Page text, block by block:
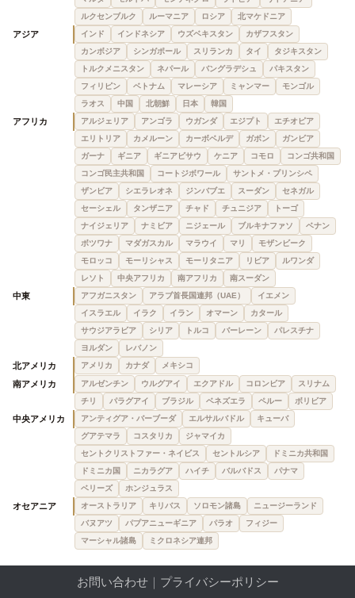
ルクセンブルク
ルーマニア ロシア 北マケドニア
アジア インド インドネシア ウズベキスタン
カザフスタン
カンボジア
シンガポール スリランカ タイ
タジキスタン
トルクメニスタン
ネパール バングラデシュ
パキスタン
フィリピン
ベトナム マレーシア ミャンマー
モンゴル
ラオス
中国 北朝鮮 日本 韓国
アフリカ アルジェリア アンゴラ ウガンダ エジプト
エチオピア
エリトリア
カメルーン カーボベルデ ガボン
ガンビア
ガーナ
ギニア ギニアビサウ ケニア コモロ
コンゴ共和国
コンゴ民主共和国
コートジボワール
サントメ・プリンシペ
ザンビア
シエラレオネ ジンバブエ スーダン
セネガル
セーシェル
タンザニア チャド チュニジア
トーゴ
ナイジェリア
ナミビア ニジェール ブルキナファソ
ベナン
ボツワナ
マダガスカル マラウイ マリ
モザンビーク
モロッコ
モーリシャス モーリタニア リビア
ルワンダ
レソト
中央アフリカ 南アフリカ 南スーダン
中東 アフガニスタン アラブ首長国連邦（UAE）
イエメン
イスラエル
イラク イラン オマーン
カタール
サウジアラビア
シリア トルコ バーレーン
パレスチナ
ヨルダン
レバノン
北アメリカ アメリカ カナダ メキシコ
南アメリカ アルゼンチン ウルグアイ エクアドル コロンビア
スリナム
チリ
パラグアイ ブラジル ベネズエラ ペルー ボリビア
中央アメリカ アンティグア・バーブーダ エルサルバドル
キューバ
グアテマラ
コスタリカ
ジャマイカ
セントクリストファー・ネイビス
セントルシア
ドミニカ共和国
ドミニカ国
ニカラグア ハイチ バルバドス
パナマ
ベリーズ
ホンジュラス
オセアニア オーストラリア キリバス ソロモン諸島
ニュージーランド
バヌアツ
パプアニューギニア パラオ
フィジー
マーシャル諸島
ミクロネシア連邦
お問い合わせ｜ プライバシーポリシー